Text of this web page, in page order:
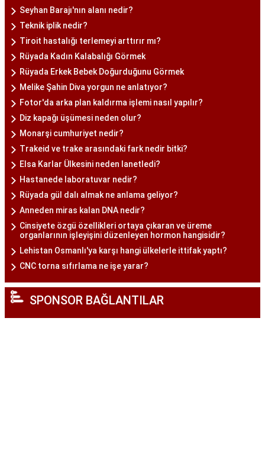
Seyhan Barajı'nın alanı nedir?
Teknik iplik nedir?
Tiroit hastalığı terlemeyi arttırır mı?
Rüyada Kadın Kalabalığı Görmek
Rüyada Erkek Bebek Doğurduğunu Görmek
Melike Şahin Diva yorgun ne anlatıyor?
Fotor'da arka plan kaldırma işlemi nasıl yapılır?
Diz kapağı üşümesi neden olur?
Monarşi cumhuriyet nedir?
Trakeid ve trake arasındaki fark nedir bitki?
Elsa Karlar Ülkesini neden lanetledi?
Hastanede laboratuvar nedir?
Rüyada gül dalı almak ne anlama geliyor?
Anneden miras kalan DNA nedir?
Cinsiyete özgü özellikleri ortaya çıkaran ve üreme
organlarının işleyişini düzenleyen hormon hangisidir?
Lehistan Osmanlı'ya karşı hangi ülkelerle ittifak yaptı?
CNC torna sıfırlama ne işe yarar?
SPONSOR BAĞLANTILAR